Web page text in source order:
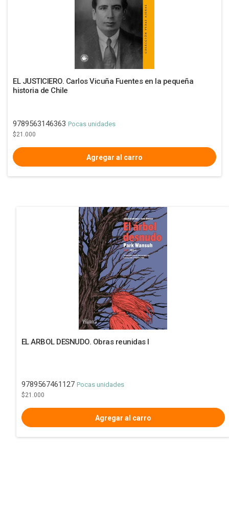
EL JUSTICIERO. Carlos Vicuña Fuentes en la pequeña
historia de Chile
9789563146363 Pocas unidades
$21.000
EL ARBOL DESNUDO. Obras reunidas I
9789567461127 Pocas unidades
$21.000